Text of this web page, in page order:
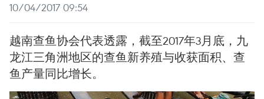
10/04/2017 09:54
越南查鱼协会代表透露，截至2017年3月底，九
龙江三角洲地区的查鱼新养殖与收获面积、查
鱼产量同比增长。